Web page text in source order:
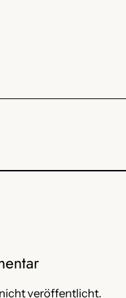
veröffentlicht.